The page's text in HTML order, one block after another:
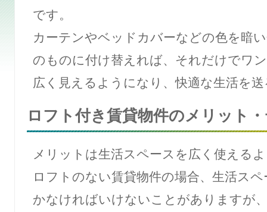
です。
カーテンやベッドカバーなどの色を暗
のものに付け替えれば、それだけでワ
広く見えるようになり、快適な生活を
ロフト付き賃貸物件のメリット
メリットは生活スペースを広く使える
ロフトのない賃貸物件の場合、生活ス
かなければいけないことがありますが